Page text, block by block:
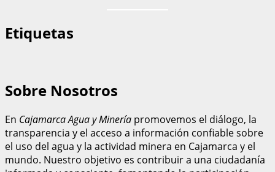
Etiquetas
Sobre Nosotros
En Cajamarca Agua y Minería promovemos el diálogo, la
transparencia y el acceso a información confiable sobre
el uso del agua y la actividad minera en Cajamarca y el
mundo. Nuestro objetivo es contribuir a una ciudadanía